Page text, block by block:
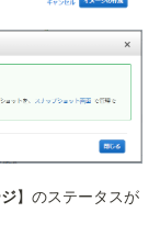
】のステータスが